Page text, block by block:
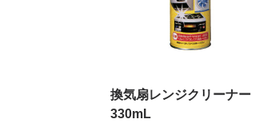
換気扇レンジクリーナー
330mL